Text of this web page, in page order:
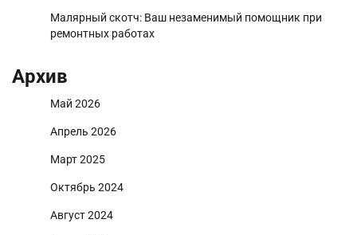
Малярный скотч: Ваш незаменимый помощник при
ремонтных работах
Архив
Май 2026
Апрель 2026
Март 2025
Октябрь 2024
Август 2024